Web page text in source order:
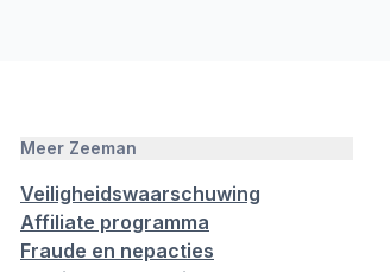
Meer Zeeman
Veiligheidswaarschuwing
Affiliate programma
Fraude en nepacties